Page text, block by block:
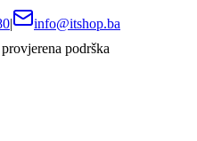
|
info@itshop.ba
podrška